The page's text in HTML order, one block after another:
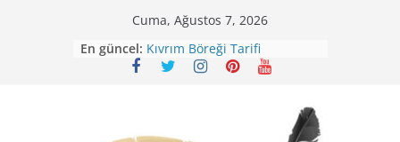
Cuma, Ağustos 7, 2026
En güncel: Kıvrım Böreği Tarifi
Karabuğday Pilavı Tarifi